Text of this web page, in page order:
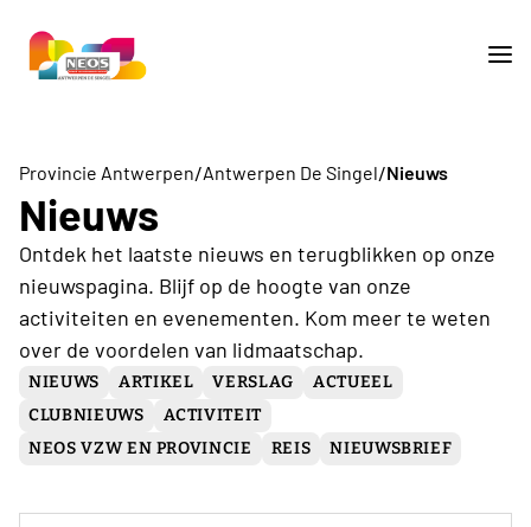
Provincie Antwerpen/Antwerpen De Singel/Nieuws
Nieuws
Ontdek het laatste nieuws en terugblikken op onze
nieuwspagina. Blijf op de hoogte van onze
activiteiten en evenementen. Kom meer te weten
over de voordelen van lidmaatschap.
NIEUWS ARTIKEL VERSLAG
ACTUEEL
CLUBNIEUWS
ACTIVITEIT
NEOS VZW EN PROVINCIE
REIS NIEUWSBRIEF